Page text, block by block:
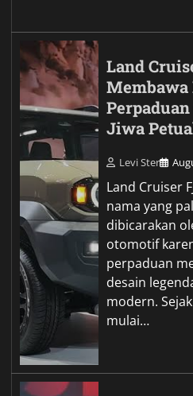
Land
Membawa
Jiwa
Levi Ster
Land Cruiser
nama yang
dibicarakan
otomotif
perpaduan
desain
modern.
mulai…